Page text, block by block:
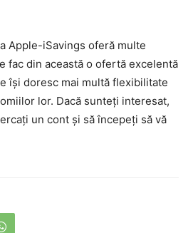
Apple-iSavings oferă multe
fac din această o ofertă excelentă
își doresc mai multă flexibilitate
lor. Dacă sunteți interesat,
un cont și să începeți să vă